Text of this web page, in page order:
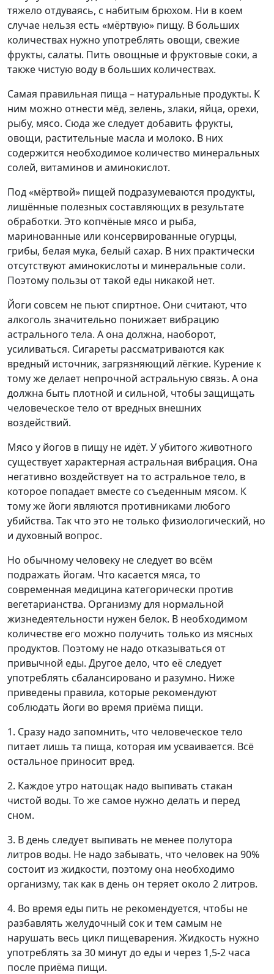
тяжело отдуваясь, с набитым брюхом. Ни в коем
случае нельзя есть «мёртвую» пищу. В больших
количествах нужно употреблять овощи, свежие
фрукты, салаты. Пить овощные и фруктовые соки, а
также чистую воду в больших количествах.
Самая правильная пища – натуральные продукты. К
ним можно отнести мёд, зелень, злаки, яйца, орехи,
рыбу, мясо. Сюда же следует добавить фрукты,
овощи, растительные масла и молоко. В них
содержится необходимое количество минеральных
солей, витаминов и аминокислот.
Под «мёртвой» пищей подразумеваются продукты,
лишённые полезных составляющих в результате
обработки. Это копчёные мясо и рыба,
маринованные или консервированные огурцы,
грибы, белая мука, белый сахар. В них практически
отсутствуют аминокислоты и минеральные соли.
Поэтому пользы от такой еды никакой нет.
Йоги совсем не пьют спиртное. Они считают, что
алкоголь значительно понижает вибрацию
астрального тела. А она должна, наоборот,
усиливаться. Сигареты рассматриваются как
вредный источник, загрязняющий лёгкие. Курение к
тому же делает непрочной астральную связь. А она
должна быть плотной и сильной, чтобы защищать
человеческое тело от вредных внешних
воздействий.
Мясо у йогов в пищу не идёт. У убитого животного
существует характерная астральная вибрация. Она
негативно воздействует на то астральное тело, в
которое попадает вместе со съеденным мясом. К
тому же йоги являются противниками любого
убийства. Так что это не только физиологический, но
и духовный вопрос.
Но обычному человеку не следует во всём
подражать йогам. Что касается мяса, то
современная медицина категорически против
вегетарианства. Организму для нормальной
жизнедеятельности нужен белок. В необходимом
количестве его можно получить только из мясных
продуктов. Поэтому не надо отказываться от
привычной еды. Другое дело, что её следует
употреблять сбалансировано и разумно. Ниже
приведены правила, которые рекомендуют
соблюдать йоги во время приёма пищи.
1. Сразу надо запомнить, что человеческое тело
питает лишь та пища, которая им усваивается. Всё
остальное приносит вред.
2. Каждое утро натощак надо выпивать стакан
чистой воды. То же самое нужно делать и перед
сном.
3. В день следует выпивать не менее полутора
литров воды. Не надо забывать, что человек на 90%
состоит из жидкости, поэтому она необходимо
организму, так как в день он теряет около 2 литров.
4. Во время еды пить не рекомендуется, чтобы не
разбавлять желудочный сок и тем самым не
нарушать весь цикл пищеварения. Жидкость нужно
употреблять за 30 минут до еды и через 1,5-2 часа
после приёма пищи.